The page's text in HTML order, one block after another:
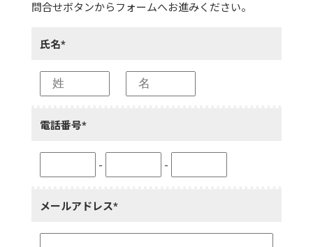
問合せボタンからフォームへお進みください。
氏名*
電話番号*
- -
メールアドレス*